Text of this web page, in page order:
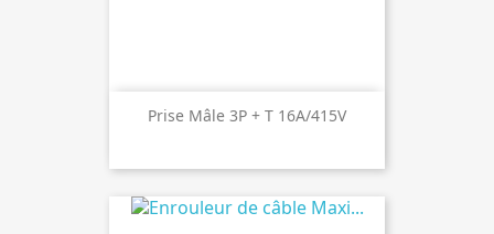
Prise Mâle 3P + T 16A/415V